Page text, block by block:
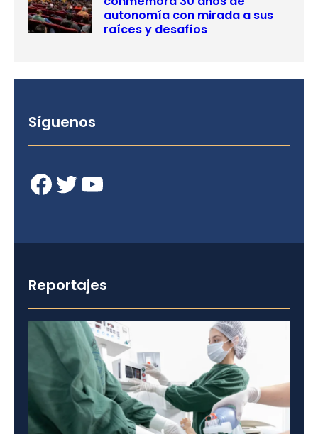
autonomía con mirada a sus
raíces y desafíos
Síguenos
Facebook Twitter YouTube
Reportajes